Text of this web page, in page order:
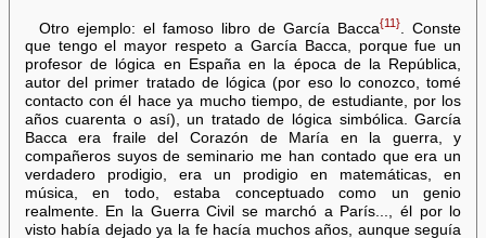
Otro ejemplo: el famoso libro de García Bacca{11}
. Conste
que tengo el mayor respeto a García Bacca, porque fue un
profesor de lógica en España en la época de la República,
autor del primer tratado de lógica (por eso lo conozco, tomé
contacto con él hace ya mucho tiempo, de estudiante, por los
años cuarenta o así), un tratado de lógica simbólica. García
Bacca era fraile del Corazón de María en la guerra, y
compañeros suyos de seminario me han contado que era un
verdadero prodigio, era un prodigio en matemáticas, en
música, en todo, estaba conceptuado como un genio
realmente. En la Guerra Civil se marchó a París..., él por lo
visto había dejado ya la fe hacía muchos años, aunque seguía